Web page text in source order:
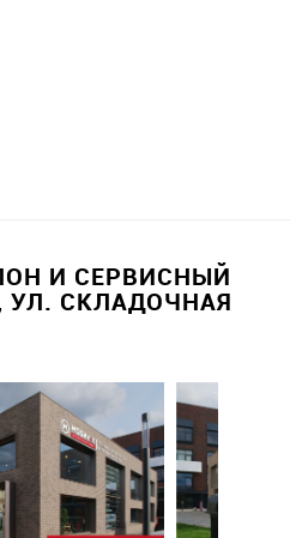
И СЕРВИСНЫЙ
УЛ. СКЛАДОЧНАЯ